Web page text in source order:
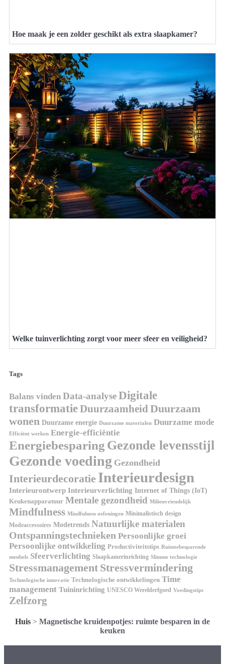
Hoe maak je een zolder geschikt als extra slaapkamer?
Welke tuinverlichting zorgt voor meer sfeer en veiligheid?
Tags
Balans vinden Data-analyseDigitale
transformatieDuurzaamheidDuurzaam
wonen Duurzame energie Duurzame materialen Duurzame mode
Efficiënt werken Energie-efficiëntie
Energiebesparing Gezonde levensstijl
Gezonde voeding Gezondheid
Interieurdecoratie Interieurdesign
Interieurontwerp Interieurverlichting Internet of Things (IoT)
Keukenapparatuur Mentale gezondheid Milieuvriendelijk
Mindfulness Mindfulness oefeningen Minimalistisch design
Modeaccessoires Modetrends Natuurlijke materialen
Ontspanningstechnieken Persoonlijke groei
Persoonlijke ontwikkeling Productiviteitstips Ruimtebesparende
meubels Sfeerverlichting Slaapkamerinrichting Slimme technologie
Stressmanagement Stressvermindering
Technologische innovatie Technologische ontwikkelingen Time
management Tuininrichting UNESCO Werelderfgoed Voedingstips
Zelfzorg
Huis > Magnetische kruidenpotjes: ruimte besparen in de
keuken